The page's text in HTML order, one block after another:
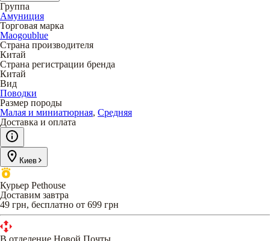
Группа
Амуниция
Торговая марка
Maogoublue
Страна производителя
Китай
Страна регистрации бренда
Китай
Вид
Поводки
Размер породы
Малая и миниатюрная, Средняя
Доставка и оплата
Киев
Курьер Pethouse
Доставим завтра
49 грн, бесплатно от 699 грн
В отделение Новой Почты